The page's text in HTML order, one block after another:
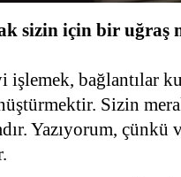
sizin için bir uğraş
işlemek, bağlantılar
Sizin
Yazıyorum,